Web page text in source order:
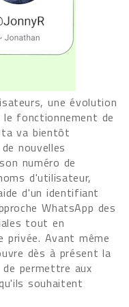
une évolution
fonctionnement de
va bientôt
nouvelles
numéro de
d'utilisateur,
d'un identifiant
WhatsApp des
tout en
Avant même
dès à présent la
permettre aux
souhaitent